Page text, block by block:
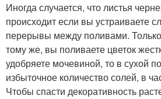
Иногда случается, что листья
происходит если вы устраиваете
перерывы между поливами.
тому же, вы поливаете цветок
удобряете мочевиной, то в сухой
избыточное количество солей, в
Чтобы спасти декоративность